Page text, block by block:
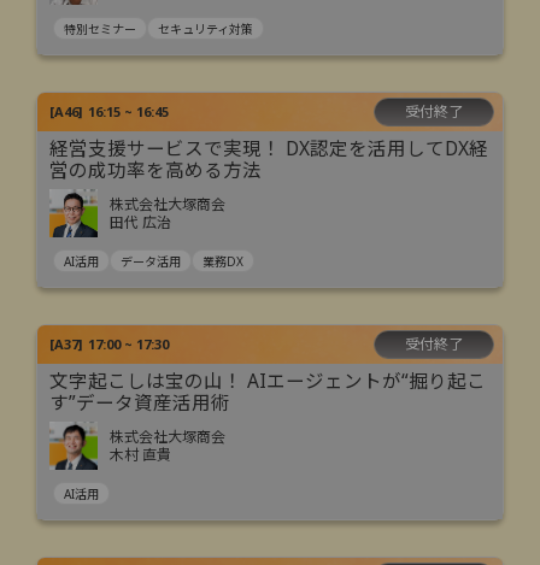
特別セミナー セキュリティ対策
[A46] 16:15 ~ 16:45 受付終了
経営支援サービスで実現！ DX認定を活用してDX経
営の成功率を高める方法
株式会社大塚商会
田代 広治
AI活用 データ活用 業務DX
[A37] 17:00 ~ 17:30 受付終了
文字起こしは宝の山！ AIエージェントが“掘り起こ
す”データ資産活用術
株式会社大塚商会
木村 直貴
AI活用